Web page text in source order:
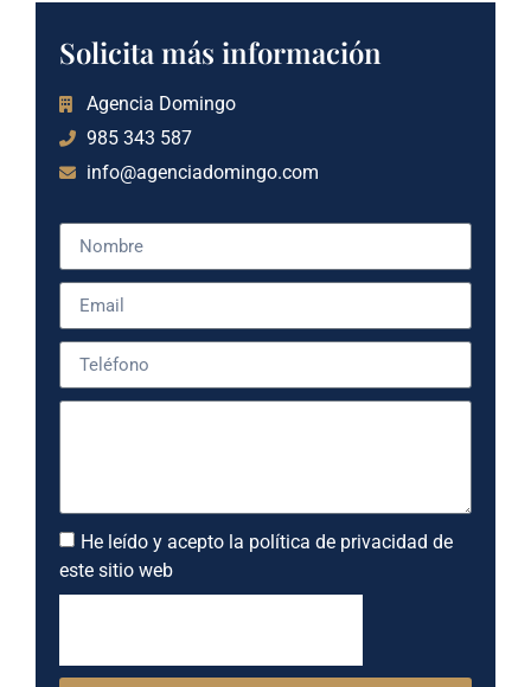
Solicita más información
Agencia Domingo
985 343 587
info@agenciadomingo.com
He leído y acepto la política de privacidad de
este sitio web